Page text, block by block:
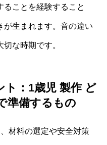
ることを経験すること
が生まれます。音の違い
な時期です。
ト：1歳児 製作 ど
準備するもの
材料の選定や安全対策